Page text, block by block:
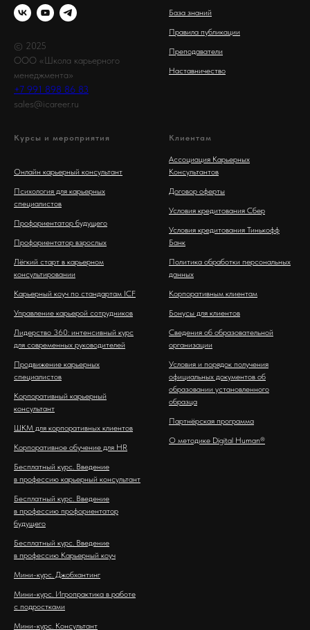
© 2025
ООО «Школа карьерного
менеджмента»
+7 991 898 86 83
sales@icareer.ru
База знаний
Правила публикации
Преподаватели
Наставничество
Курсы и мероприятия
Онлайн карьерный консультант
Психология для карьерных
специалистов
Профориентатор будущего
Профориентатор взрослых
Лёгкий старт в карьерном
консультировании
Карьерный коуч по стандартам ICF
Управление карьерой сотрудников
Лидерство 360: интенсивный курс
для современных руководителей
Продвижение карьерных
специалистов
Корпоративный карьерный
консультант
ШКМ для корпоративных клиентов
Корпоративное обучение для HR
Бесплатный курс. Введение
в профессию карьерный консультант
Бесплатный курс. Введение
в профессию профориентатор
будущего
Бесплатный курс. Введение
в профессию Карьерный коуч
Мини-курс. Джобхантинг
Мини-курс. Игропрактика в работе
с подростками
Мини-курс. Консультант
Клиентам
Ассоциация Карьерных
Консультантов
Договор оферты
Условия кредитования Сбер
Условия кредитования Тинькофф
Банк
Политика обработки персональных
данных
Корпоративным клиентам
Бонусы для клиентов
Сведения об образовательной
организации
Условия и порядок получения
официальных документов об
образовании установленного
образца
Партнёрская программа
О методике Digital Human®